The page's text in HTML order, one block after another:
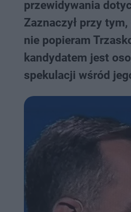
przewidywania
Zaznaczył przy
nie popieram
kandydatem jest
spekulacji wśród